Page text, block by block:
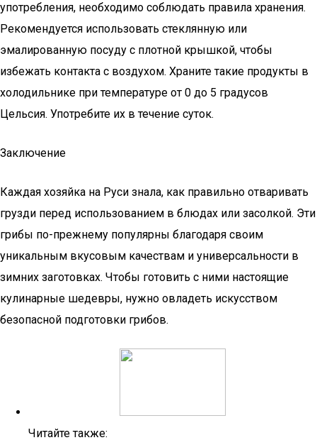
употребления, необходимо соблюдать правила хранения.
Рекомендуется использовать стеклянную или
эмалированную посуду с плотной крышкой, чтобы
избежать контакта с воздухом. Храните такие продукты в
холодильнике при температуре от 0 до 5 градусов
Цельсия. Употребите их в течение суток.
Заключение
Каждая хозяйка на Руси знала, как правильно отваривать
грузди перед использованием в блюдах или засолкой. Эти
грибы по-прежнему популярны благодаря своим
уникальным вкусовым качествам и универсальности в
зимних заготовках. Чтобы готовить с ними настоящие
кулинарные шедевры, нужно овладеть искусством
безопасной подготовки грибов.
Читайте также: